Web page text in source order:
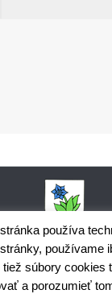
úrad Bodiná, č. 102,
banka Slovensko,
používa
používame
súbory cookies
a porozumieť